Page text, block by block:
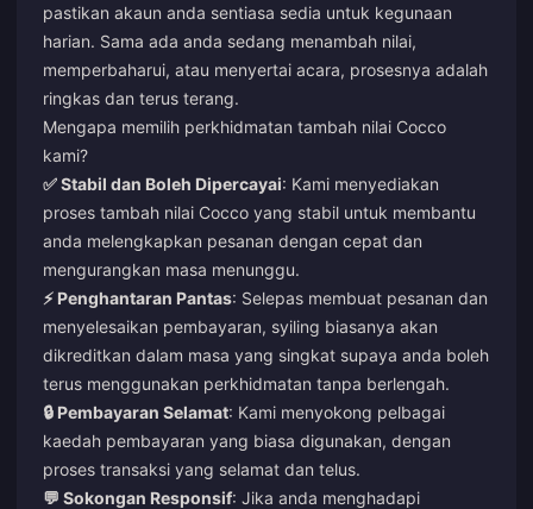
pastikan akaun anda sentiasa sedia untuk kegunaan
harian. Sama ada anda sedang menambah nilai,
memperbaharui, atau menyertai acara, prosesnya adalah
ringkas dan terus terang.
Mengapa memilih perkhidmatan tambah nilai Cocco
kami?
✅ Stabil dan Boleh Dipercayai: Kami menyediakan
proses tambah nilai Cocco yang stabil untuk membantu
anda melengkapkan pesanan dengan cepat dan
mengurangkan masa menunggu.
⚡ Penghantaran Pantas: Selepas membuat pesanan dan
menyelesaikan pembayaran, syiling biasanya akan
dikreditkan dalam masa yang singkat supaya anda boleh
terus menggunakan perkhidmatan tanpa berlengah.
🔒 Pembayaran Selamat: Kami menyokong pelbagai
kaedah pembayaran yang biasa digunakan, dengan
proses transaksi yang selamat dan telus.
💬 Sokongan Responsif: Jika anda menghadapi